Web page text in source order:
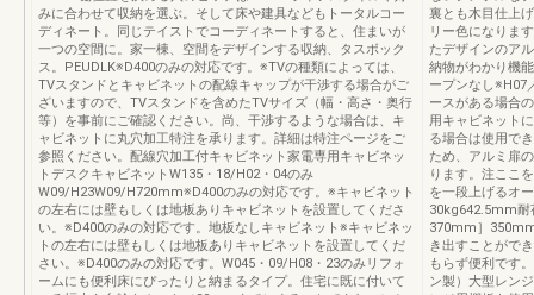
みに合わせて収納を選ぶ。そして床や建具などもトータルコー
ディネート。同じテイストでコーディネートすると、住まいが
一つの空間に。家一棟、空間をデザインする収納、タスボック
ス。PEUDLK※D400のみの対応です。※TVの種類によっては、
TVスタンドとキャビネットの配線キャップが干渉する場合がご
ざいますので、TVスタンドを含めたTVサイズ（幅・高さ・奥行
等）を事前にご確認ください。尚、干渉するような場合は、キ
ャビネットに丸穴加工特注を承ります。詳細は特注ページをご
参照ください。配線穴加工付キャビネット家電専用キャビネッ
トデスクキャビネットW135・18/H02・04のみ
W09/H23W09/H720mm※D400のみの対応です。※キャビネット
の左右には壁もしくは地板ありキャビネットを設置してくださ
い。※D400のみの対応です。地板なしキャビネット※キャビネッ
トの左右には壁もしくは地板ありキャビネットを設置してくだ
さい。※D400のみの対応です。W045・09/H08・23のみリフォ
ームにも便利床にぴったりと納まるタイプ。住宅に既に付いて
裏とも木目仕上
リー色になりま
たデザインのア
納物がわかり機
ープンなし※H07
ースがある場合
用キャビネット
る場合は使用で
ため、アルミ扉
ります。注ここ
を一段上げるオ
30kg642.5mm耐
370mm］
き出すことがで
もらず便利です
ン製）大型レン